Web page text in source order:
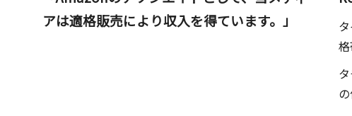
アは適格販売により収入を得ています。」